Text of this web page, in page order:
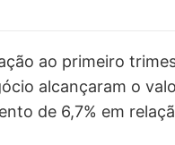
ao primeiro
alcançaram o
de 6,7% em